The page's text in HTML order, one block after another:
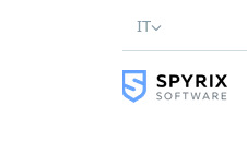
IT